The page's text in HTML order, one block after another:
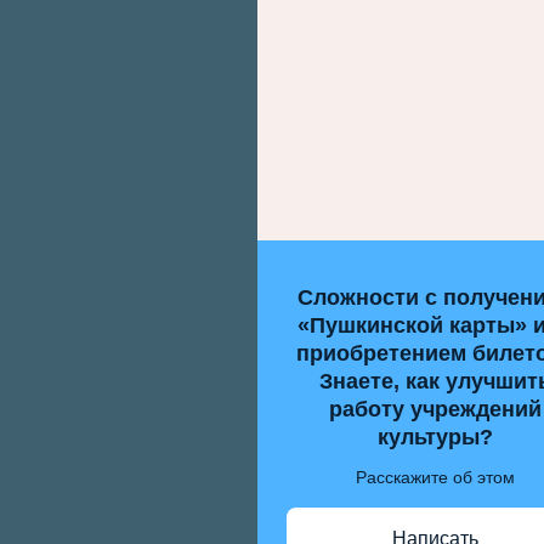
Сложности с
«Пушкинской карты»
приобретением
Знаете, как
работу учреждений
культуры?
Расскажите об этом
Написать